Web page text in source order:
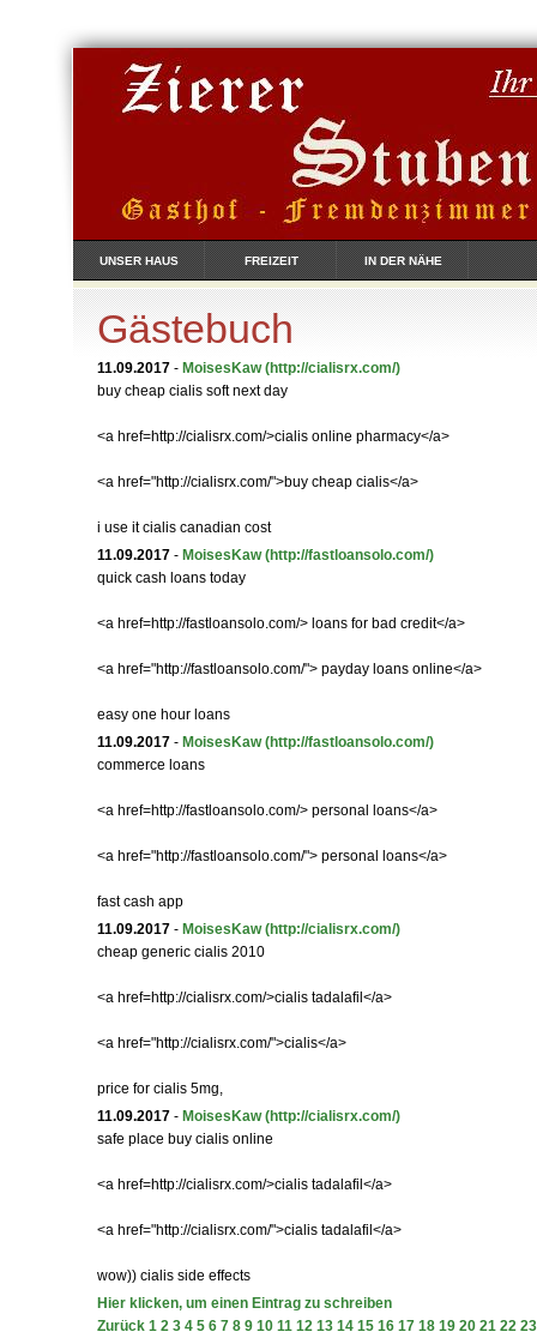
UNSER HAUS FREIZEIT IN DER NÄHE
Gästebuch
11.09.2017 - MoisesKaw (http://cialisrx.com/)
buy cheap cialis soft next day
<a href=http://cialisrx.com/>cialis online pharmacy</a>
<a href="http://cialisrx.com/">buy cheap cialis</a>
i use it cialis canadian cost
11.09.2017 - MoisesKaw (http://fastloansolo.com/)
quick cash loans today
<a href=http://fastloansolo.com/> loans for bad credit</a>
<a href="http://fastloansolo.com/"> payday loans online</a>
easy one hour loans
11.09.2017 - MoisesKaw (http://fastloansolo.com/)
commerce loans
<a href=http://fastloansolo.com/> personal loans</a>
<a href="http://fastloansolo.com/"> personal loans</a>
fast cash app
11.09.2017 - MoisesKaw (http://cialisrx.com/)
cheap generic cialis 2010
<a href=http://cialisrx.com/>cialis tadalafil</a>
<a href="http://cialisrx.com/">cialis</a>
price for cialis 5mg,
11.09.2017 - MoisesKaw (http://cialisrx.com/)
safe place buy cialis online
<a href=http://cialisrx.com/>cialis tadalafil</a>
<a href="http://cialisrx.com/">cialis tadalafil</a>
wow)) cialis side effects
Hier klicken, um einen Eintrag zu schreiben
Zurück 1 2 3 4 5 6 7 8 9 10 11 12 13 14 15 16 17 18 19 20 21 22 23